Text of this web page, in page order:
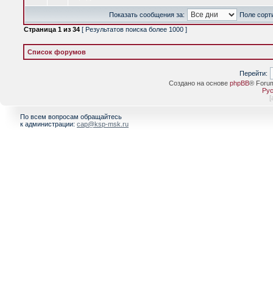
Показать сообщения за:
Поле
Страница 1 из 34 [ Результатов поиска более 1000 ]
Список форумов
Перейти:
Создано на основе phpBB®
[
По всем вопросам обращайтесь
к администрации: cap@ksp-msk.ru